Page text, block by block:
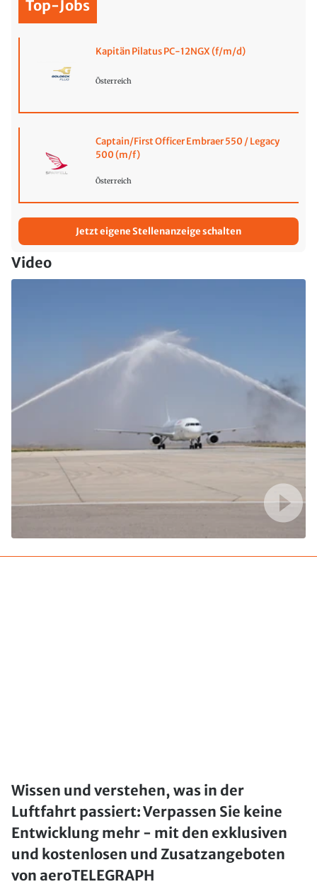
Top-Jobs
Kapitän Pilatus PC-12NGX (f/m/d)
Österreich
Captain/First Officer Embraer 550 / Legacy
500 (m/f)
Österreich
Jetzt eigene Stellenanzeige schalten
Video
Wissen und verstehen, was in der
Luftfahrt passiert: Verpassen Sie keine
Entwicklung mehr - mit den exklusiven
und kostenlosen und Zusatzangeboten
von aeroTELEGRAPH